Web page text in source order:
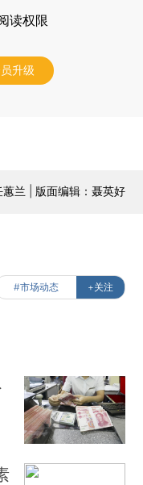
读权限
升级
兰 | 版面编辑：聂英好
#市场动态 +关注